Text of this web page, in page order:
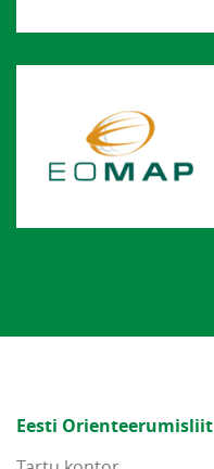
Eesti Orienteerumisliit